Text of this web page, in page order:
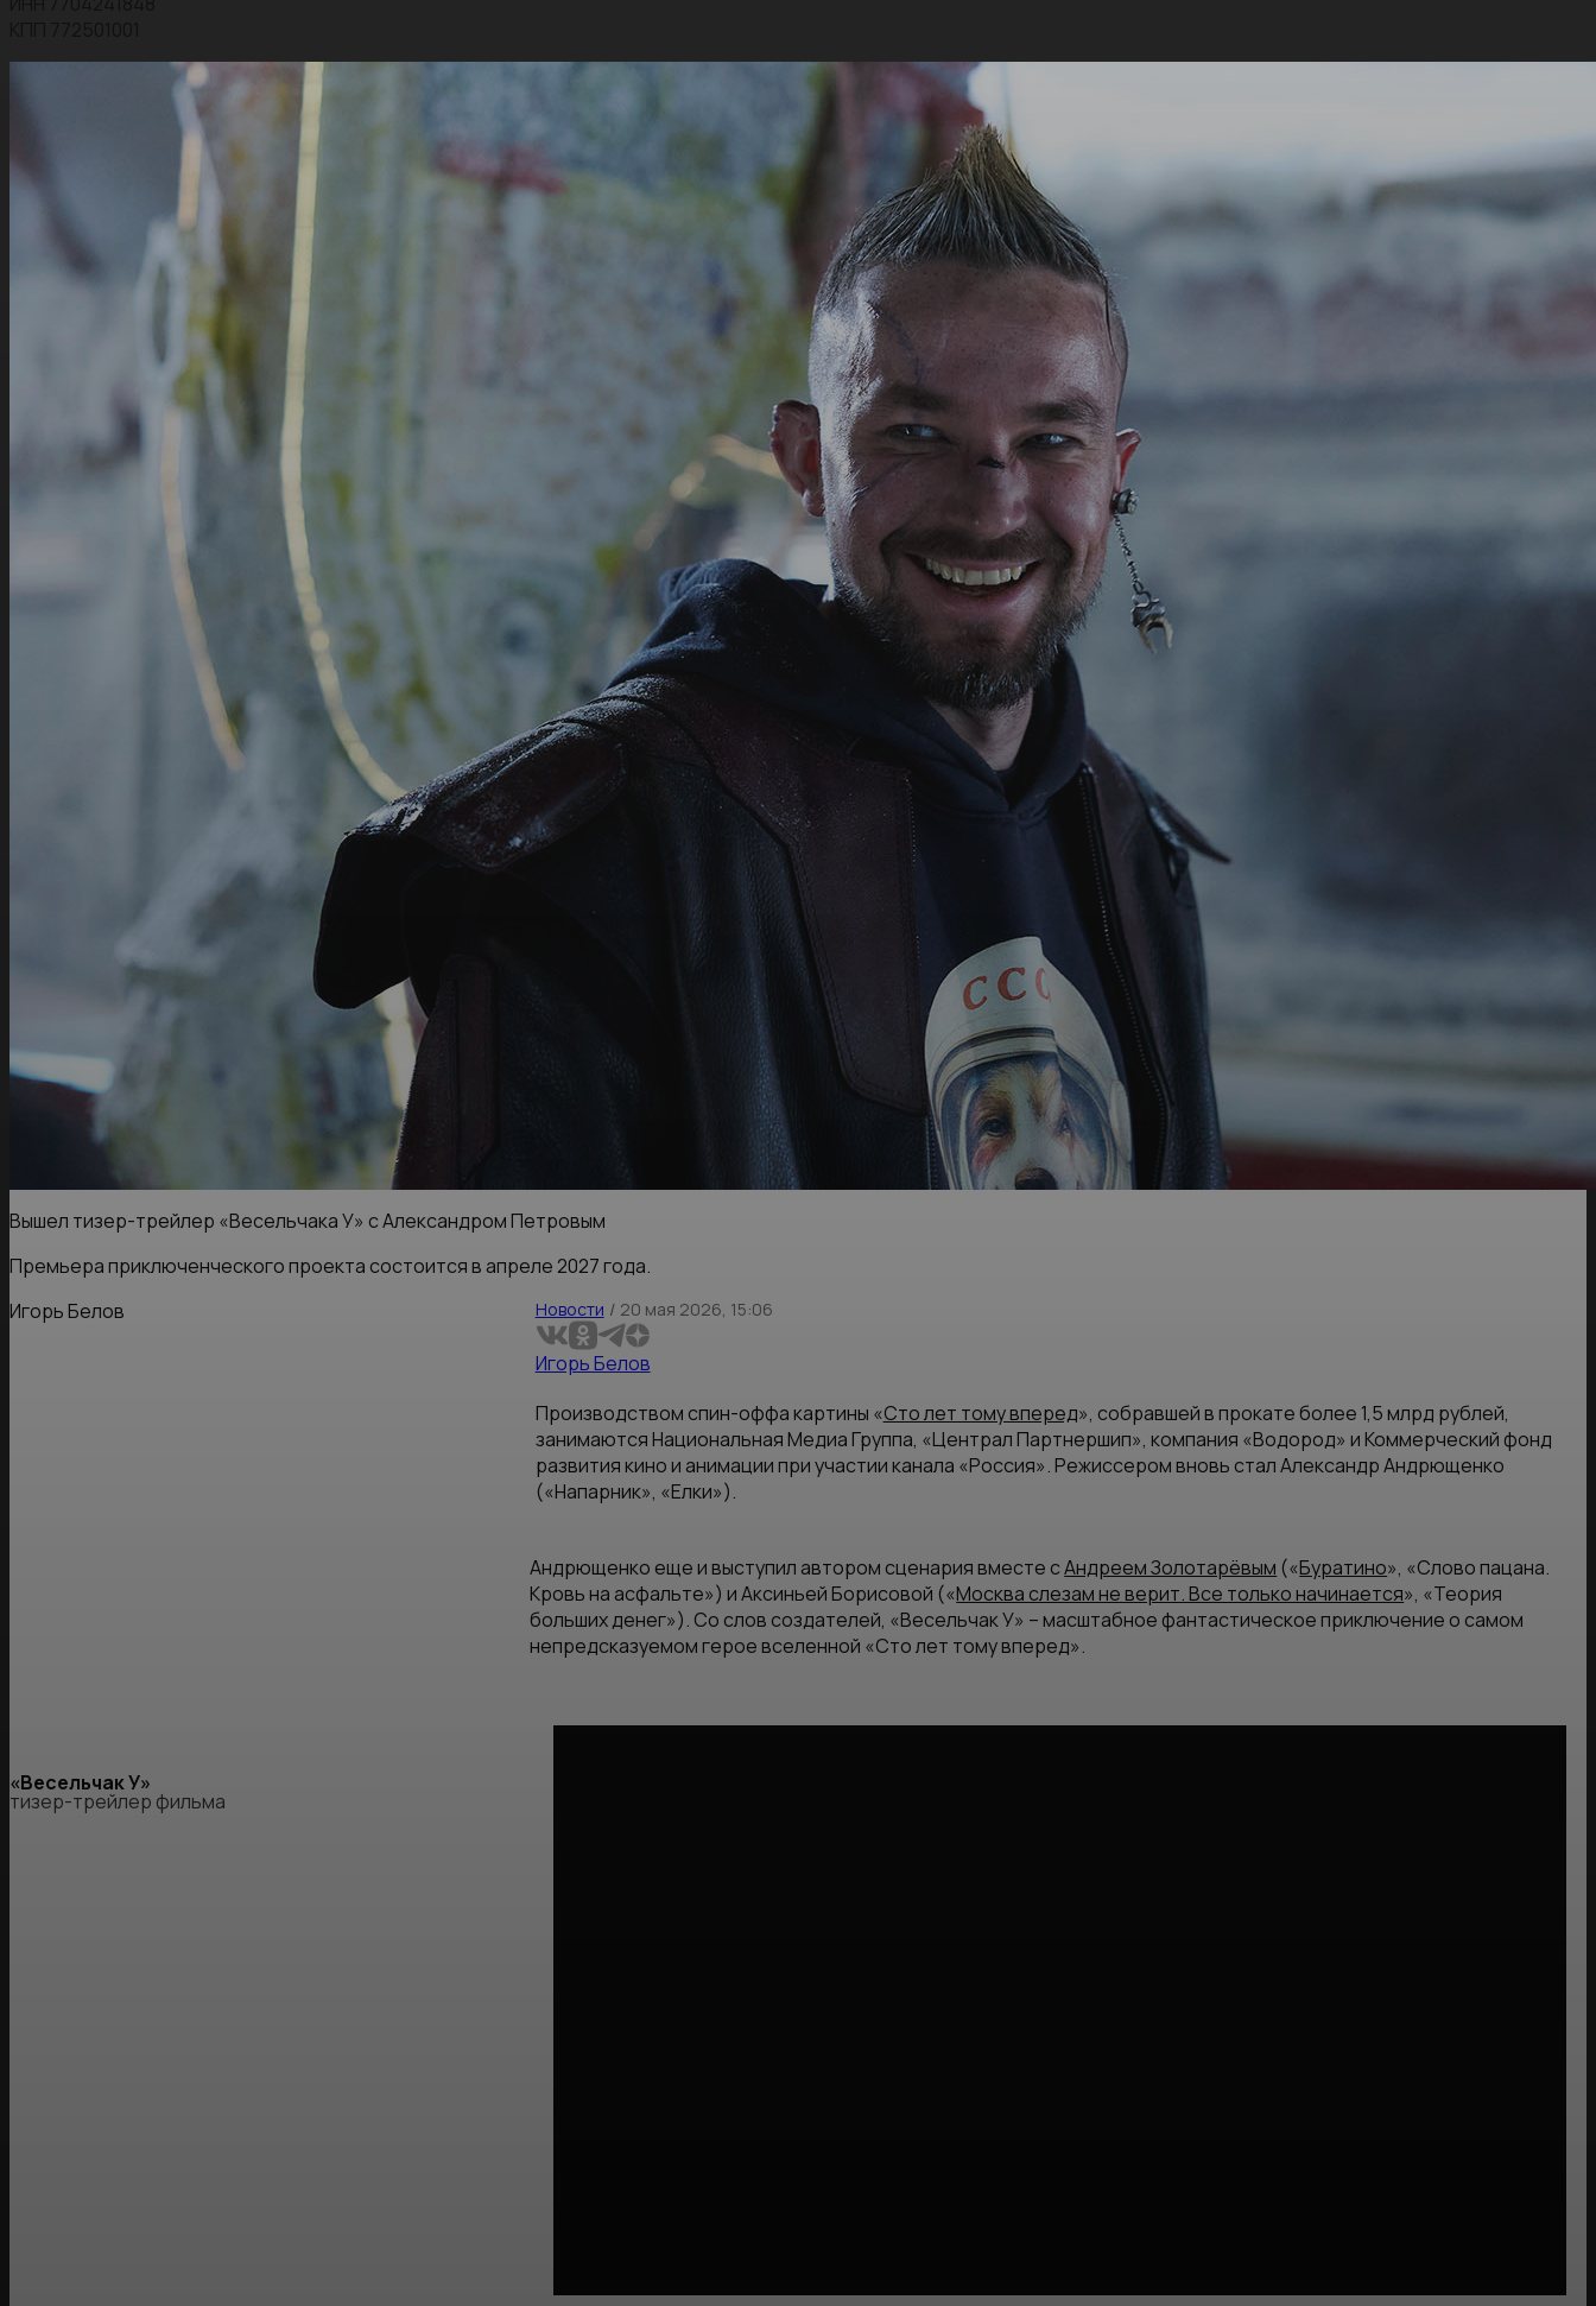
Вышел тизер-трейлер «Весельчака У» с Александром Петровым
Премьера приключенческого проекта состоится в апреле 2027 года.
Игорь Белов
Новости / 20 мая 2026, 15:06
Игорь Белов
Производством спин-оффа картины «Сто лет тому вперед», собравшей в прокате более 1,5 млрд рублей,
занимаются Национальная Медиа Группа, «Централ Партнершип», компания «Водород» и Коммерческий фонд
развития кино и анимации при участии канала «Россия». Режиссером вновь стал Александр Андрющенко
(«Напарник», «Елки»).
Андрющенко еще и выступил автором сценария вместе сАндреем Золотарёвым («Буратино», «Слово пацана.
Кровь на асфальте») и Аксиньей Борисовой («Москва слезам не верит. Все только начинается», «Теория
больших денег»). Со слов создателей, «Весельчак У» – масштабное фантастическое приключение о самом
непредсказуемом герое вселенной «Сто лет тому вперед».
«Весельчак У»
тизер-трейлер фильма